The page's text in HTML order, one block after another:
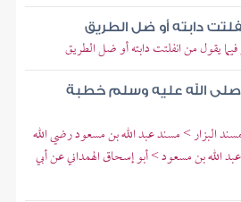
دابته أو ضل الطريق
يقول من انفلتت دابته أو ضل الطريق
صلى الله عليه وسلم خطبة
البزار > مسند عبد الله بن مسعود رضي الله
الله بن مسعود > أبو إسحاق الهمداني عن أبي